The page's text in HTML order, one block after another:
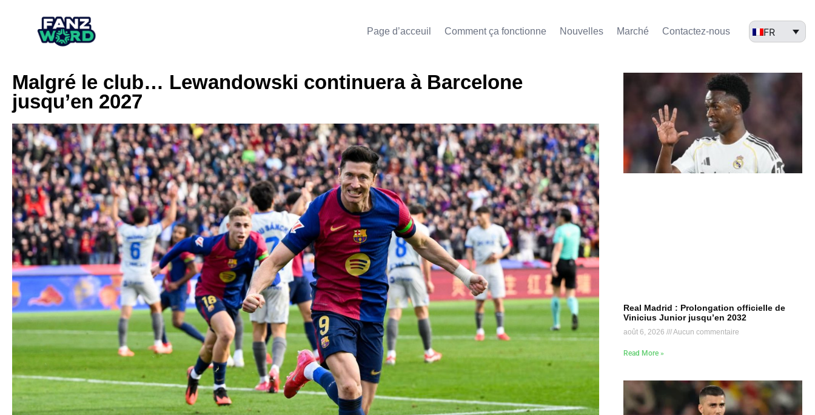
Page d’acceuil Comment ça fonctionne Nouvelles Marché​ Contactez-nous FR
Malgré le club… Lewandowski continuera à Barcelone
jusqu’en 2027
Real Madrid : Prolongation officielle de
Vinicius Junior jusqu’en 2032
août 6, 2026 Aucun commentaire
Read More »